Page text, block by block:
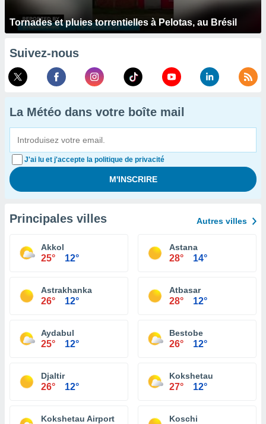
Tornades et pluies torrentielles à Pelotas, au Brésil
Suivez-nous
La Météo dans votre boîte mail
J'ai lu et j'accepte la politique de privacité
Principales villes Autres villes
Akkol
25° 12°
Astana
28° 14°
Astrakhanka
26° 12°
Atbasar
28° 12°
Aydabul
25° 12°
Bestobe
26° 12°
Djaltir
26° 12°
Kokshetau
27° 12°
Kokshetau Airport Koschi